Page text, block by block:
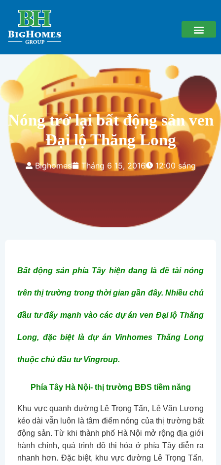
Nóng trở lại bất động sản ven
Đại lộ Thăng Long
Bighomes Tháng 6 15, 2016 12:00 sáng
Bất động sản phía Tây hiện đang là đề tài nóng
trên thị trường trong thời gian gần đây. Nhiều chủ
đầu tư đẩy mạnh vào các dự án ven Đại lộ Thăng
Long, đặc biệt là dự án Vinhomes Thăng Long
thuộc chủ đầu tư Vingroup.
Phía Tây Hà Nội- thị trường BĐS tiềm năng
Khu vực quanh đường Lê Trọng Tấn, Lê Văn Lương
kéo dài vẫn luôn là tâm điểm nóng của thị trường bất
động sản. Từ khi thành phố Hà Nội mở rộng địa giới
hành chính, quá trình đô thị hóa ở phía Tây diễn ra
nhanh hơn. Đặc biệt, khu vực đường Lê Trọng Tấn,